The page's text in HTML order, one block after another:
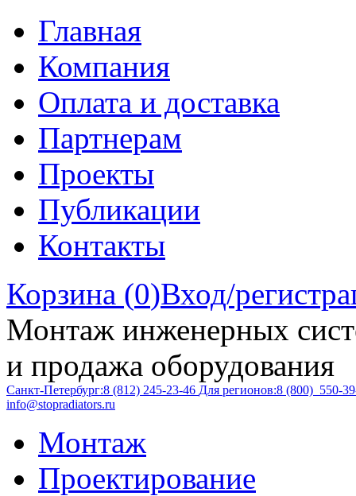
Главная
Компания
Оплата и доставка
Партнерам
Проекты
Публикации
Контакты
Корзина (0)Вход/
Монтаж инженерных
и продажа оборудования
Санкт-Петербург:8 (812) 245-23-46 Для регионов:8 (800) 550-
info@stopradiators.ru
Монтаж
Проектирование